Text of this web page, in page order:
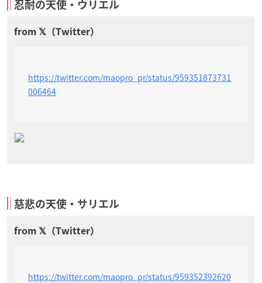
忍耐の天使・ウリエル
https://twitter.com/maopro_pr/status/959351873731
006464
慈悲の天使・サリエル
https://twitter.com/maopro_pr/status/959352392620